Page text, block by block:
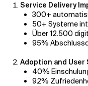
Service Delivery
300+
50+ Systeme
Über 12.500
95%
Adoption and
40%
92%